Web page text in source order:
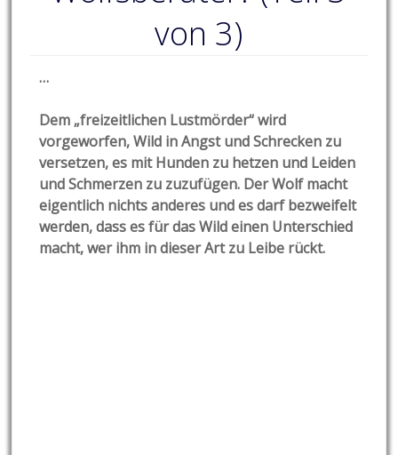
von 3)
…
Dem „freizeitlichen Lustmörder“ wird
vorgeworfen, Wild in Angst und Schrecken zu
versetzen, es mit Hunden zu hetzen und Leiden
und Schmerzen zu zuzufügen. Der Wolf macht
eigentlich nichts anderes und es darf bezweifelt
werden, dass es für das Wild einen Unterschied
macht, wer ihm in dieser Art zu Leibe rückt.